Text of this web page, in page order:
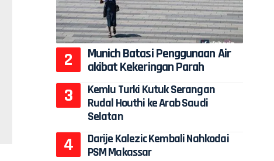
Munich Batasi Penggunaan Air
akibat Kekeringan Parah
Kemlu Turki Kutuk Serangan
Rudal Houthi ke Arab Saudi
Selatan
Darije Kalezic Kembali Nahkodai
PSM Makassar